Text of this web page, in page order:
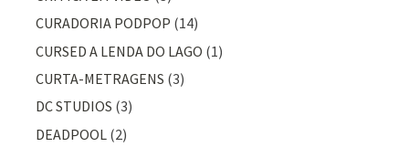
CURADORIA PODPOP (14)
CURSED A LENDA DO LAGO (1)
CURTA-METRAGENS (3)
DC STUDIOS (3)
DEADPOOL (2)